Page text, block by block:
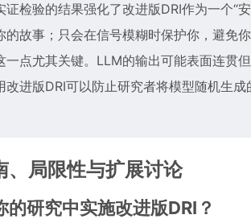
证检验的结果强化了改进版DRI作为一个“
的故事；只会在信号模糊时保护你，避免
一点尤其关键。LLM的输出可能表面连贯
改进版DRI可以防止研究者将模型随机生
、局限性与扩展讨论
的研究中实施改进版DRI？